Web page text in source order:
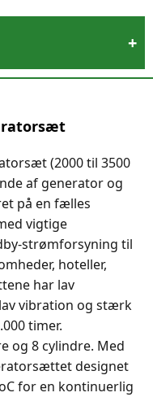
(2000 til 3500
af generator og
på en fælles
vigtige
strømforsyning til
hoteller,
har lav
vibration og stærk
timer.
og 8 cylindre. Med
designet
for en kontinuerlig